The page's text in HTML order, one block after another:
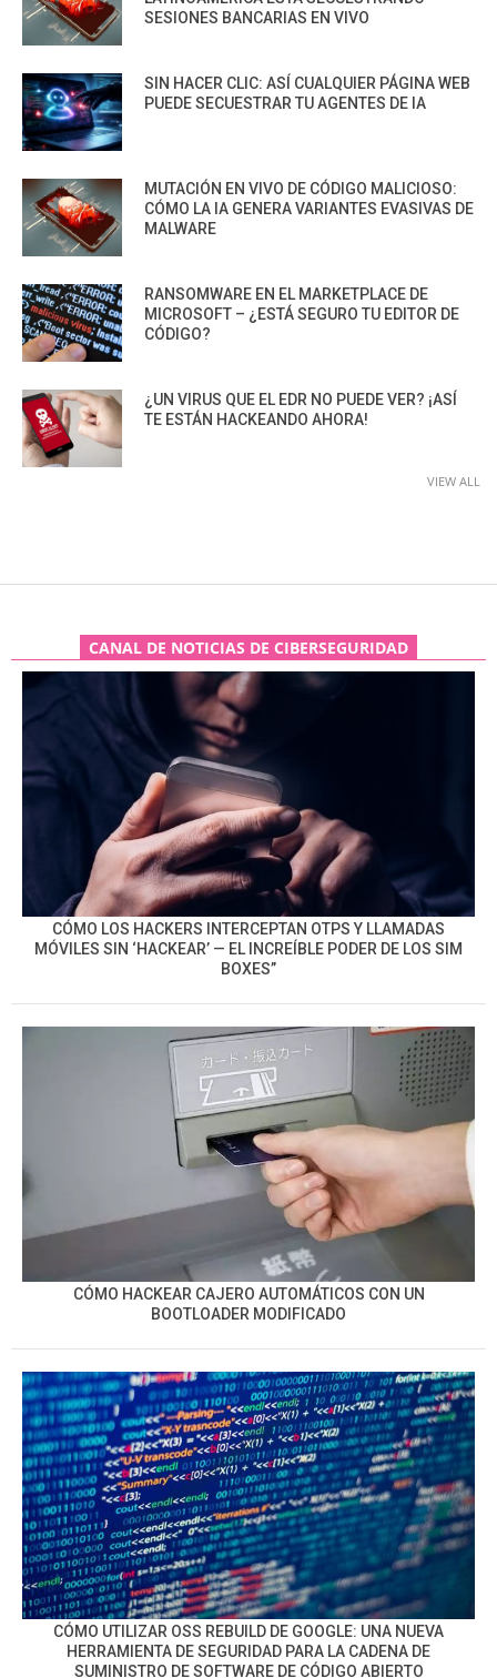
SESIONES BANCARIAS EN VIVO
SIN HACER CLIC: ASÍ CUALQUIER PÁGINA WEB
PUEDE SECUESTRAR TU AGENTES DE IA
MUTACIÓN EN VIVO DE CÓDIGO MALICIOSO:
CÓMO LA IA GENERA VARIANTES EVASIVAS DE
MALWARE
RANSOMWARE EN EL MARKETPLACE DE
MICROSOFT – ¿ESTÁ SEGURO TU EDITOR DE
CÓDIGO?
¿UN VIRUS QUE EL EDR NO PUEDE VER? ¡ASÍ
TE ESTÁN HACKEANDO AHORA!
VIEW ALL
CANAL DE NOTICIAS DE CIBERSEGURIDAD
CÓMO LOS HACKERS INTERCEPTAN OTPS Y LLAMADAS
MÓVILES SIN ‘HACKEAR’ — EL INCREÍBLE PODER DE LOS SIM
BOXES”
CÓMO HACKEAR CAJERO AUTOMÁTICOS CON UN
BOOTLOADER MODIFICADO
CÓMO UTILIZAR OSS REBUILD DE GOOGLE: UNA NUEVA
HERRAMIENTA DE SEGURIDAD PARA LA CADENA DE
SUMINISTRO DE SOFTWARE DE CÓDIGO ABIERTO